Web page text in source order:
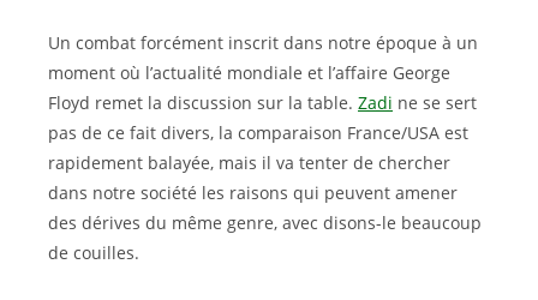
Un combat forcément inscrit dans notre époque à un
moment où l’actualité mondiale et l’affaire George
Floyd remet la discussion sur la table. Zadi ne se sert
pas de ce fait divers, la comparaison France/USA est
rapidement balayée, mais il va tenter de chercher
dans notre société les raisons qui peuvent amener
des dérives du même genre, avec disons-le beaucoup
de couilles.